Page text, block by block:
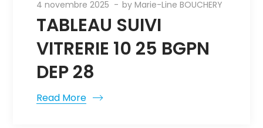
4 novembre 2025 byMarie-Line BOUCHERY
TABLEAU SUIVI
VITRERIE 10 25 BGPN
DEP 28
Read More